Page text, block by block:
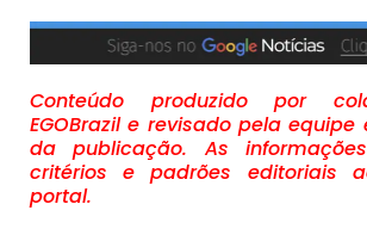
Conteúdo produzido por
EGOBrazil e revisado pela
da publicação. As
critérios e padrões editoriais
portal.